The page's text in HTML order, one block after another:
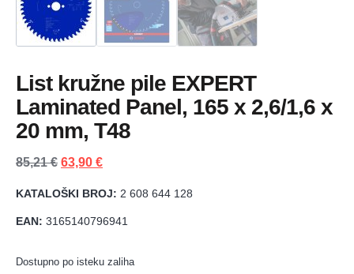
List kružne pile EXPERT
Laminated Panel, 165 x 2,6/1,6 x
20 mm, T48
85,21€ 63,90 €
KATALOŠKI BROJ: 2 608 644 128
EAN: 3165140796941
Dostupno po isteku zaliha